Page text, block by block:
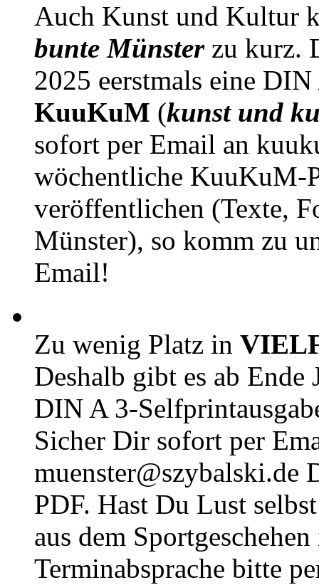
Auch Kunst und Kultur
bunte Münsterzu kurz.
2025 eerstmals eine
KuuKuM (kunst und
sofort per Email an
wöchentliche KuuKuM-
veröffentlichen (Texte,
Münster), so komm zu
Email!
Zu wenig Platz in
Deshalb gibt es ab Ende
DIN A 3-
Sicher Dir sofort per
muenster@szybalski.de
PDF. Hast Du Lust
aus dem
Terminabsprache bitte